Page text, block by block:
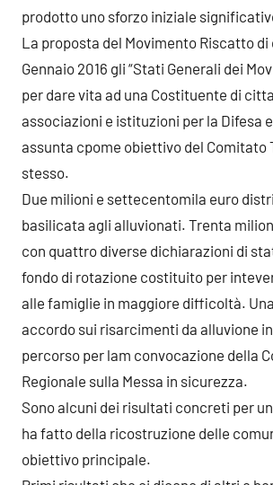
prodotto uno sforzo iniziale
La proposta del Movimento Riscatto
Gennaio 2016 gli “Stati Generali dei
per dare vita ad una Costituente di
associazioni e istituzioni per la Difesa e
assunta cpome obiettivo del Comitato
stesso.
Due milioni e settecentomila euro
basilicata agli alluvionati. Trenta
con quattro diverse dichiarazioni di
fondo di rotazione costituito per
alle famiglie in maggiore difficoltà.
accordo sui risarcimenti da alluvione
percorso per lam convocazione della
Regionale sulla Messa in sicurezza.
Sono alcuni dei risultati concreti per
ha fatto della ricostruzione delle
obiettivo principale.